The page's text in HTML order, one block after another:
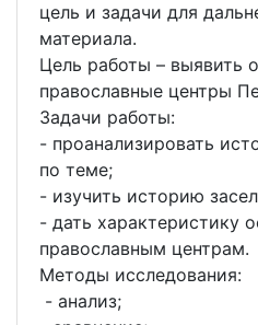
цель и задачи для
материала.
Цель работы – выявить
православные центры
Задачи работы:
- проанализировать
по теме;
- изучить историю
- дать характеристику
православным центрам.
Методы исследования:
- анализ;